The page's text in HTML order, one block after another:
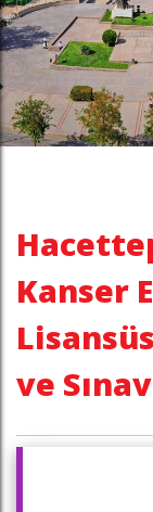
Kanser
ve